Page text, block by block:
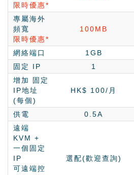
限時優惠*
專屬海外
頻寬
限時優惠*
100MB
網絡端口 1GB
固定 IP
1
增加 固定
IP地址
(每個)
HK$ 100/月
供電 0.5A
遠端
KVM +
一個固定
IP
可遠端控
選配(歡迎查詢)